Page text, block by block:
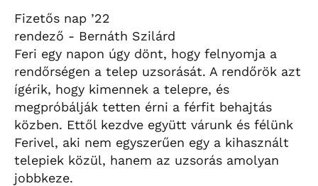
Fizetős nap ’22
rendező - Bernáth Szilárd
Feri egy napon úgy dönt, hogy felnyomja a
rendőrségen a telep uzsorását. A rendőrök azt
ígérik, hogy kimennek a telepre, és
megpróbálják tetten érni a férfit behajtás
közben. Ettől kezdve együtt várunk és félünk
Ferivel, aki nem egyszerűen egy a kihasznált
telepiek közül, hanem az uzsorás amolyan
jobbkeze.